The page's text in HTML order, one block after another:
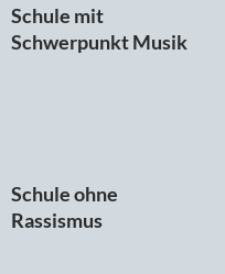
Schule mit
Schwerpunkt Musik
Schule ohne
Rassismus